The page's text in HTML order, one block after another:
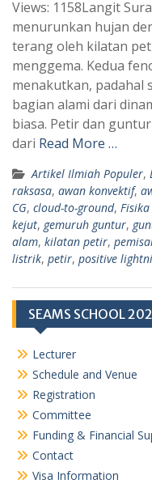
a
t
A
p
p
l
e
r
a
m
Views: 1158Langit
menurunkan hujan
terang oleh kilatan
menggema. Kedua
menakutkan, padahal
bagian alami dari
biasa. Petir dan
dari Read More …
Artikel Ilmiah Populer,
raksasa, awan konvektif,
CG, cloud-to-ground,
kejut, gemuruh guntur,
alam, kilatan petir,
listrik, petir, positive
SEAMS SCHOOL
Lecturer
Schedule and Venue
Registration
Committee
Funding & Financial
Contact
Visa Information